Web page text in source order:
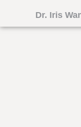
Dr. Iris